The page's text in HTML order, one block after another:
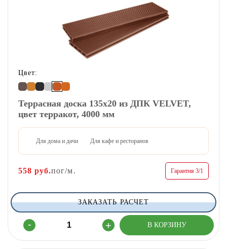
Цвет:
Террасная доска 135х20 из ДПК VELVET,
цвет терракот, 4000 мм
Для дома и дачи Для кафе и ресторанов
558 руб.пог/м. Гарантия 3/1
ЗАКАЗАТЬ РАСЧЕТ